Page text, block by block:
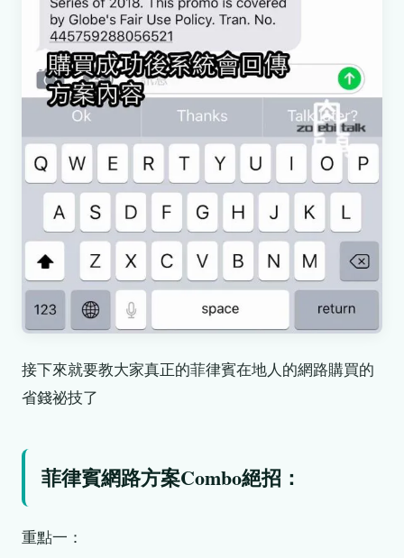
接下來就要教大家真正的菲律賓在地人的網路購買的
省錢祕技了
菲律賓網路方案Combo絕招：
重點一：